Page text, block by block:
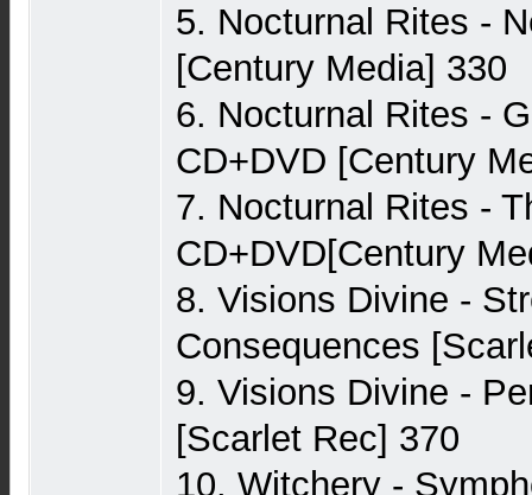
5. Nocturnal Rites -
[Century Media] 330
6. Nocturnal Rites -
CD+DVD [Century
7. Nocturnal Rites -
CD+DVD[Century
8. Visions Divine -
Consequences
9. Visions Divine -
[Scarlet Rec] 370
10. Witchery -